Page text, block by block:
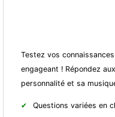
Testez vos
engageant ! Répondez
personnalité et sa
Questions variées en